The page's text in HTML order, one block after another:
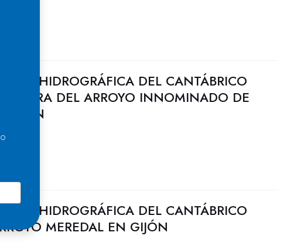
HIDROGRÁFICA DEL CANTÁBRICO
DEL ARROYO INNOMINADO DE
GIJÓN
HIDROGRÁFICA DEL CANTÁBRICO
MEREDAL EN GIJÓN